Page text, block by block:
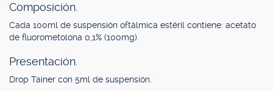
Composición.
Cada 100ml de suspensión oftálmica estéril contiene: acetato
de fluorometolona 0,1% (100mg).
Presentación.
Drop Tainer con 5ml de suspensión.